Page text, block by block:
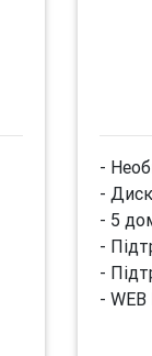
-
-
- 5
-
-
-